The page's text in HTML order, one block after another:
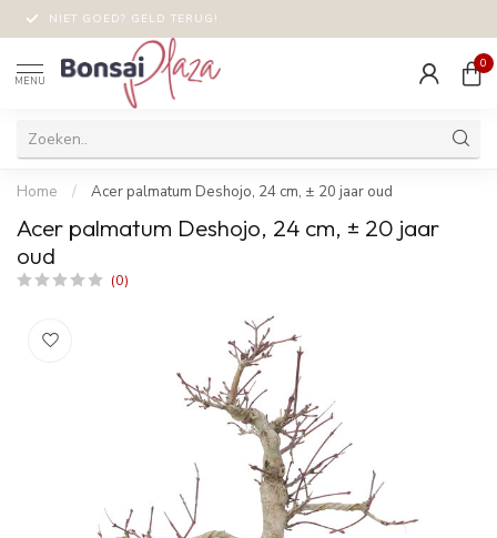
NIET GOED? GELD TERUG!
MENU
0
Home / Acer palmatum Deshojo, 24 cm, ± 20 jaar oud
Acer palmatum Deshojo, 24 cm, ± 20 jaar
oud
(0)